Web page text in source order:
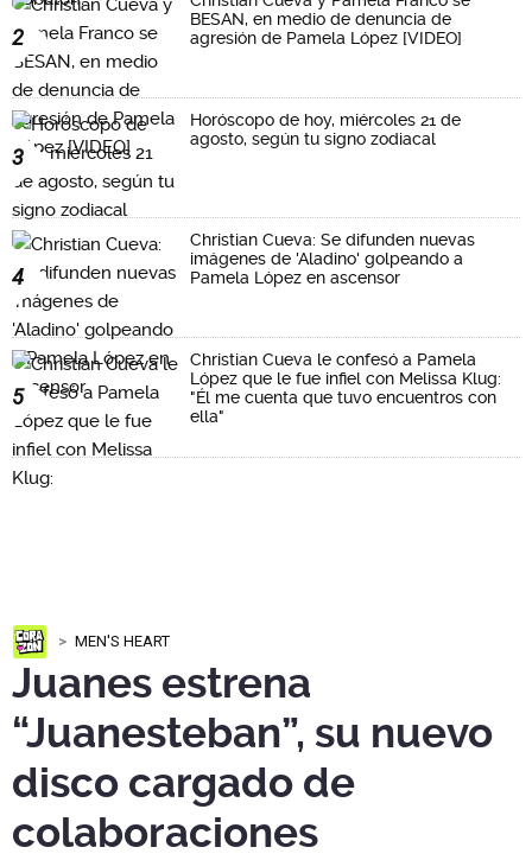
2
BESAN, en medio de denuncia de
agresión de Pamela López [VIDEO]
3
Horóscopo de hoy, miércoles 21 de
agosto, según tu signo zodiacal
4
Christian Cueva: Se difunden nuevas
imágenes de 'Aladino' golpeando a
Pamela López en ascensor
5
Christian Cueva le confesó a Pamela
López que le fue infiel con Melissa Klug:
"Él me cuenta que tuvo encuentros con
ella"
MEN'S HEART
Juanes estrena
“Juanesteban”, su nuevo
disco cargado de
colaboraciones